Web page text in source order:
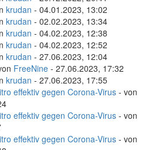
krudan - 04.01.2023, 13:02
krudan - 02.02.2023, 13:34
krudan - 04.02.2023, 12:38
krudan - 04.02.2023, 12:52
krudan - 27.06.2023, 12:04
FreeNine - 27.06.2023, 17:32
krudan - 27.06.2023, 17:55
effektiv gegen Corona-Virus - von
effektiv gegen Corona-Virus - von
effektiv gegen Corona-Virus - von